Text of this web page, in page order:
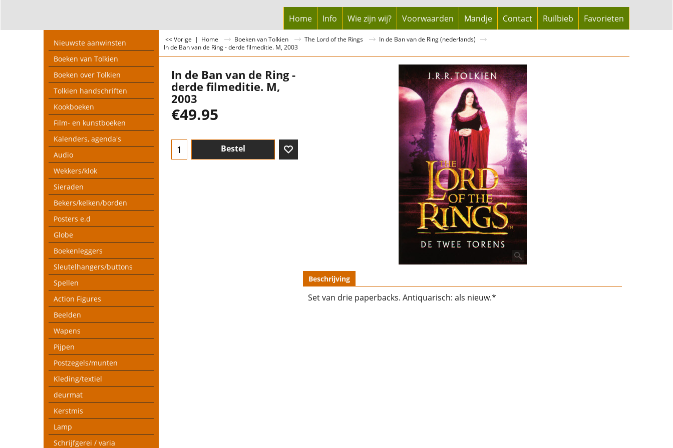
Home Info Wie zijn wij? Voorwaarden Mandje Contact Ruilbieb Favorieten
Nieuwste aanwinsten
Boeken van Tolkien
Boeken over Tolkien
Tolkien handschriften
Kookboeken
Film- en kunstboeken
Kalenders, agenda's
Audio
Wekkers/klok
Sieraden
Bekers/kelken/borden
Posters e.d
Globe
Boekenleggers
Sleutelhangers/buttons
Spellen
Action Figures
Beelden
Wapens
Pijpen
Postzegels/munten
Kleding/textiel
deurmat
Kerstmis
Lamp
Schrijfgerei / varia
<< Vorige | Home Boeken van Tolkien The Lord of the Rings
In de Ban van de Ring (nederlands)
In de Ban van de Ring - derde filmeditie. M, 2003
In de Ban van de Ring -
derde filmeditie. M,
2003
€49.95
Bestel
Beschrijving
Set van drie paperbacks. Antiquarisch: als nieuw.*